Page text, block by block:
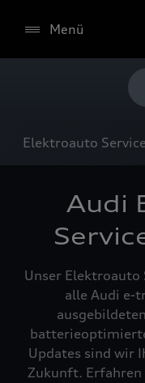
Menü
Elektroauto Service
Audi
Unser
alle Audi e-
Updates sind wir
Zukunft. Erfahren